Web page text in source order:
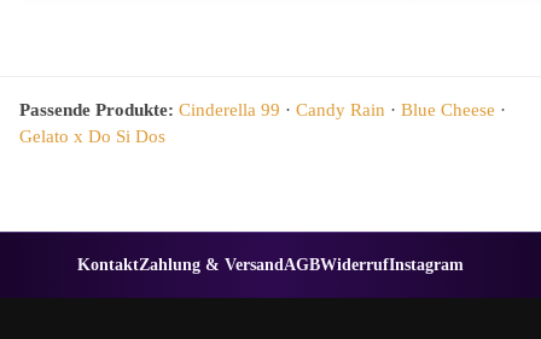
Passende Produkte: Cinderella 99 · Candy Rain · Blue Cheese ·
Gelato x Do Si Dos
KontaktZahlung & VersandAGBWiderrufInstagram